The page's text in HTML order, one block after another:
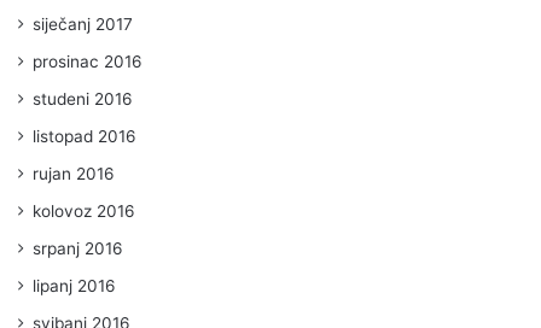
siječanj 2017
prosinac 2016
studeni 2016
listopad 2016
rujan 2016
kolovoz 2016
srpanj 2016
lipanj 2016
svibanj 2016